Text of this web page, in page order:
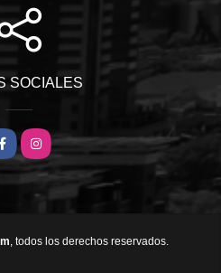
SOCIALES
Instagram
, todos los derechos reservados.